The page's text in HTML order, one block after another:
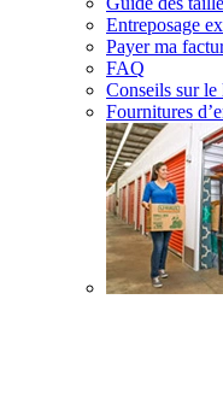
Entreposage
Payer ma
FAQ
Conseils sur le
Fournitures